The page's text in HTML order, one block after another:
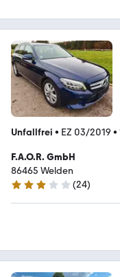
Unfallfrei • EZ 03/2019 •
F.A.O.R. GmbH
86465 Welden
3 Sterne
(24)